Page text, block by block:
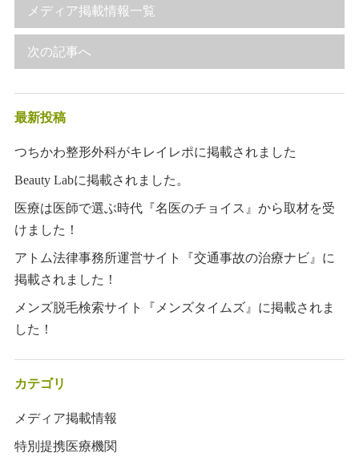
メディア掲載情報一覧
次の記事へ
最新投稿
つちかわ整形外科がキレイレポに掲載されました
Beauty Labに掲載されました。
医療は医師で選ぶ時代『名医のチョイス』から取材を受
けました！
アトム法律事務所運営サイト『交通事故の治療ナビ』に
掲載されました！
メンズ脱毛検索サイト『メンズタイムズ』に掲載されま
した！
カテゴリ
メディア掲載情報
特別提携医療機関